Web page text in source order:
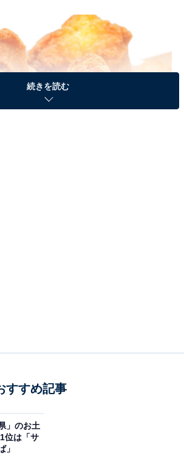
っとりカリっとしてて甘くておいし
」（20代女性／大分県）、「黒糖の
いしい」（20代女性／愛知県）な
の味にはまったという声も多数。
続きを読む
すすめ記事
」のお土
位は「サ
」